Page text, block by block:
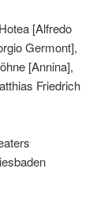
[Alfredo
Germont],
[Annina],
Friedrich